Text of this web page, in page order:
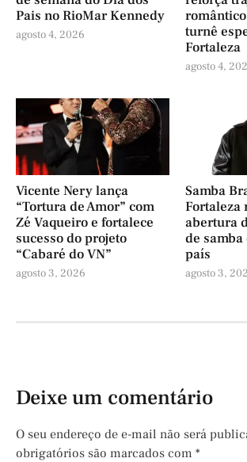
Pais no RioMar Kennedy
agosto 4, 2026
turnê
Fortaleza
agosto 4,
Vicente Nery lança
“Tortura de Amor” com
Zé Vaqueiro e fortalece
sucesso do projeto
“Cabaré do VN”
agosto 3, 2026
Samba
Fortaleza
abertura
de samba
país
agosto 3,
Deixe um comentário
O seu endereço de e-mail não será
obrigatórios são marcados com *